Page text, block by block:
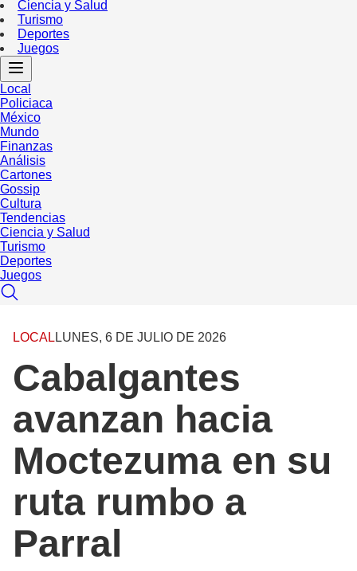
Ciencia y Salud
Turismo
Deportes
Juegos
Local
Policiaca
México
Mundo
Finanzas
Análisis
Cartones
Gossip
Cultura
Tendencias
Ciencia y Salud
Turismo
Deportes
Juegos
LOCAL LUNES, 6 DE JULIO DE 2026
Cabalgantes
avanzan hacia
Moctezuma en su
ruta rumbo a
Parral